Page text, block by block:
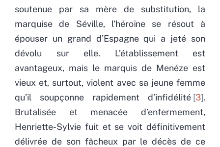
soutenue par sa mère de substitution, la
marquise de Séville, l’héroïne se résout à
épouser un grand d’Espagne qui a jeté son
dévolu sur elle. L’établissement est
avantageux, mais le marquis de Menéze est
vieux et, surtout, violent avec sa jeune femme
qu’il soupçonne rapidement d’infidélité 3 .
Brutalisée et menacée d’enfermement,
Henriette-Sylvie fuit et se voit définitivement
délivrée de son fâcheux par le décès de ce